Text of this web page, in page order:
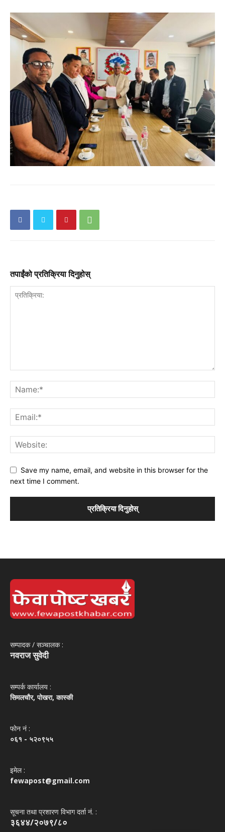
तपाईंको प्रतिक्रिया दिनुहोस्
Save my name, email, and website in this browser for the
next time I comment.
सम्पादक / सञ्‍चालक :
नवराज सुवेदी
सम्पर्क कार्यालय :
सिमलचौर, पोखरा, कास्की
फोन नं‌ :
०६१ - ५२०९५५
इमेल :
fewapost@gmail.com
सूचना तथा प्रशारण विभाग दर्ता नं. :
३६४४/२०७९/८०